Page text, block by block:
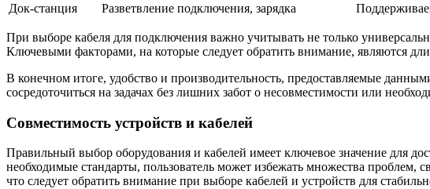
Док-станция
Разветвление подключения, зарядка
При выборе кабеля для подключения важно учитывать не только
Ключевыми факторами, на которые следует обратить внимание, являются
В конечном итоге, удобство и производительность, предоставляемые
сосредоточиться на задачах без лишних забот о несовместимости или
Совместимость устройств и кабелей
Правильный выбор оборудования и кабелей имеет ключевое значение для
необходимые стандарты, пользователь может избежать множества проблем,
что следует обратить внимание при выборе кабелей и устройств для